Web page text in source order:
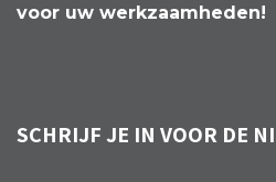
voor uw werkzaamheden!
SCHRIJF JE IN VOOR DE